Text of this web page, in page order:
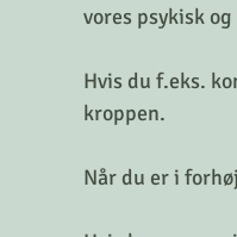
vores psykisk
Hvis du f.eks.
kroppen.
Når du er i